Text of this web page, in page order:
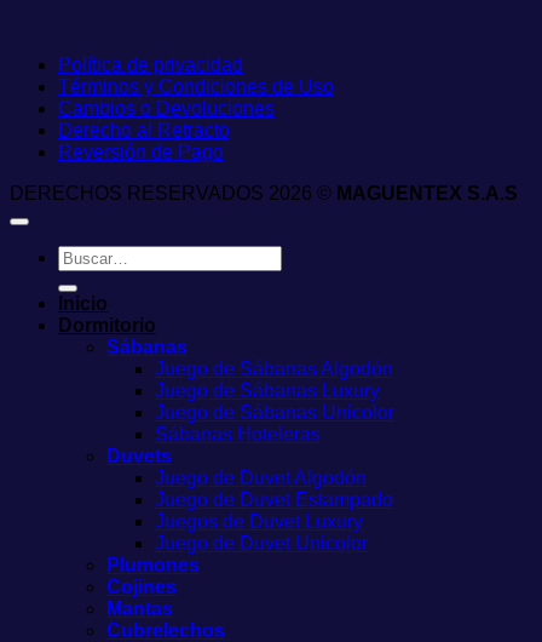
Política de privacidad
Términos y Condiciones de Uso
Cambios o Devoluciones
Derecho al Retracto
Reversión de Pago
DERECHOS RESERVADOS 2026 © MAGUENTEX S.A.S
Buscar
por:
Inicio
Dormitorio
Sábanas
Juego de Sábanas Algodón
Juego de Sábanas Luxury
Juego de Sábanas Unicolor
Sábanas Hoteleras
Duvets
Juego de Duvet Algodón
Juego de Duvet Estampado
Juegos de Duvet Luxury
Juego de Duvet Unicolor
Plumones
Cojines
Mantas
Cubrelechos